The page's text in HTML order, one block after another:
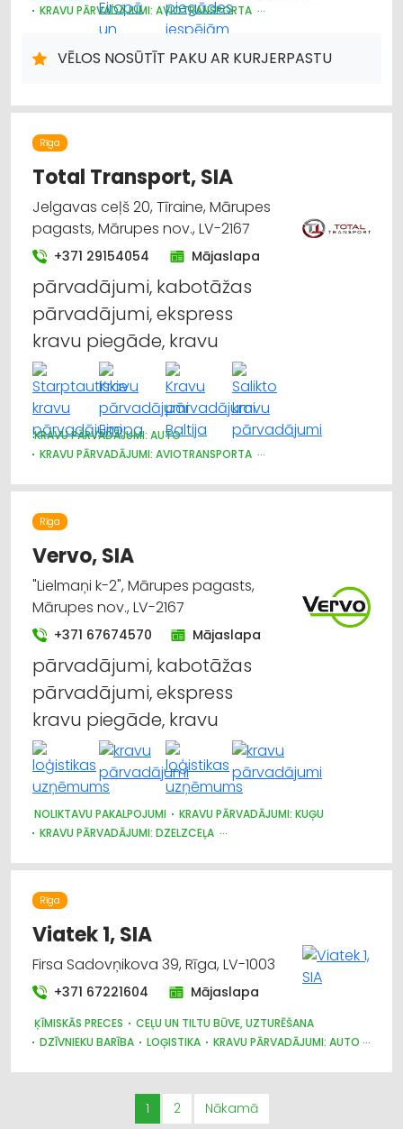
KRAVU PĀRVADĀJUMI: AVIOTRANSPORTA
KRAVU PĀRVADĀJUMI: DZELZCEĻA
KRAVU PĀRVADĀJUMI: KUĢU
LOĢISTIKA
PASTS, PASTA PAKALPOJUMI
VĒLOS NOSŪTĪT PAKU AR KURJERPASTU
Rīga
Total Transport, SIA
Jelgavas ceļš 20, Tīraine, Mārupes
pagasts, Mārupes nov., LV-2167
+371 29154054 Mājaslapa
pārvadājumi, kabotāžas
pārvadājumi, ekspress
kravu piegāde, kravu
KRAVU PĀRVADĀJUMI: AUTO
KRAVU PĀRVADĀJUMI: AVIOTRANSPORTA
KRAVU PĀRVADĀJUMI: KUĢU
NOLIKTAVU PAKALPOJUMI
AUTOTRANSPORTS
Rīga
Vervo, SIA
"Lielmaņi k-2", Mārupes pagasts,
Mārupes nov., LV-2167
+371 67674570 Mājaslapa
pārvadājumi, kabotāžas
pārvadājumi, ekspress
kravu piegāde, kravu
NOLIKTAVU PAKALPOJUMI
KRAVU PĀRVADĀJUMI: KUĢU
KRAVU PĀRVADĀJUMI: DZELZCEĻA
KRAVU PĀRVADĀJUMI: AUTO
KURJERU PAKALPOJUMI
LOĢISTIKA
Rīga
Viatek 1, SIA
Firsa Sadovņikova 39, Rīga, LV-1003
+371 67221604 Mājaslapa
ĶĪMISKĀS PRECES
CEĻU UN TILTU BŪVE, UZTURĒŠANA
DZĪVNIEKU BARĪBA
LOĢISTIKA
KRAVU PĀRVADĀJUMI: AUTO
1 2 Nākamā